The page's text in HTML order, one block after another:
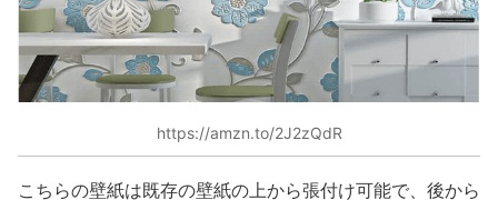
https://amzn.to/2J2zQdR
こちらの壁紙は既存の壁紙の上から張付け可能で、後から